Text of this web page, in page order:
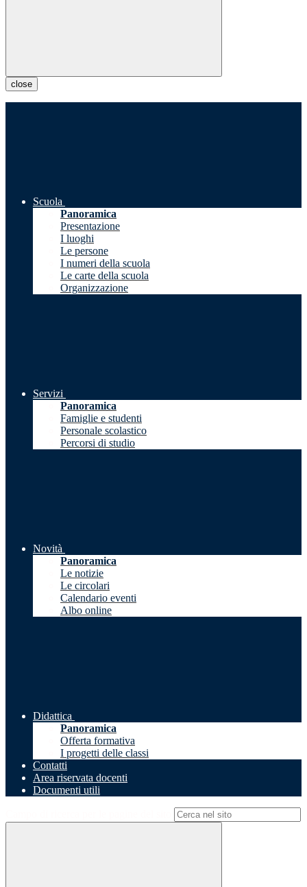
close
Scuola
Panoramica
Presentazione
I luoghi
Le persone
I numeri della scuola
Le carte della scuola
Organizzazione
Servizi
Panoramica
Famiglie e studenti
Personale scolastico
Percorsi di studio
Novità
Panoramica
Le notizie
Le circolari
Calendario eventi
Albo online
Didattica
Panoramica
Offerta formativa
I progetti delle classi
Contatti
Area riservata docenti
Documenti utili